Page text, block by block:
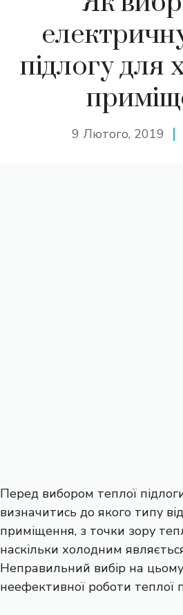
підлогу для
9 Лютого, 2019
Перед вибором теплої
визначитись до якого типу
приміщення, з точки зору
наскільки холодним
Неправильний вибір на
неефективної роботи теплої